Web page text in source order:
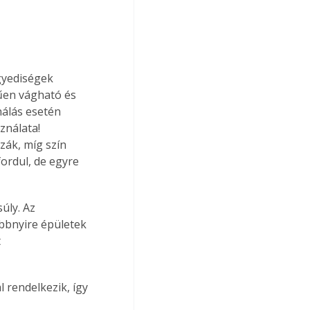
vágható és
esetén
míg szín
de egyre
Az
épületek
rendelkezik, így